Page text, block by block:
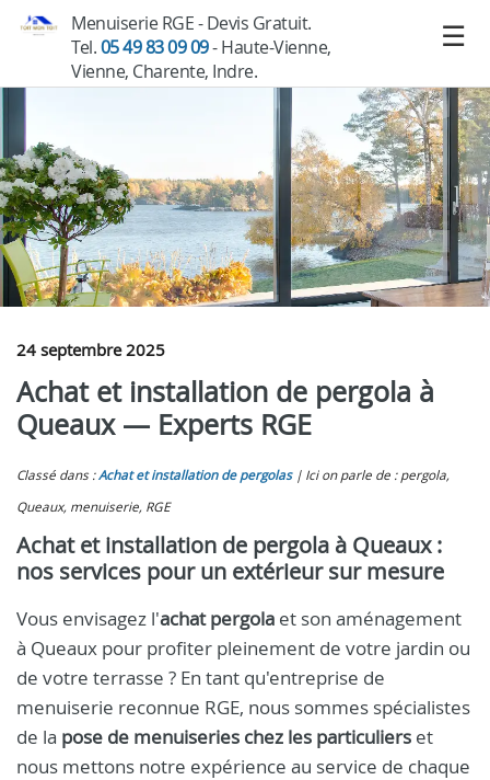
Menuiserie RGE - Devis Gratuit.
Tel.05 49 83 09 09- Haute-Vienne,
Vienne, Charente, Indre.
24 septembre 2025
Achat et installation de pergola à
Queaux — Experts RGE
Classé dans :Achat et installation de pergolas
Ici on parle de : pergola,
Queaux, menuiserie, RGE
Achat et installation de pergola à Queaux :
nos services pour un extérieur sur mesure
Vous envisagez l'achat pergola et son aménagement
à Queaux pour profiter pleinement de votre jardin ou
de votre terrasse ? En tant qu'entreprise de
menuiserie reconnue RGE, nous sommes spécialistes
de la pose de menuiseries chez les particuliers et
nous mettons notre expérience au service de chaque